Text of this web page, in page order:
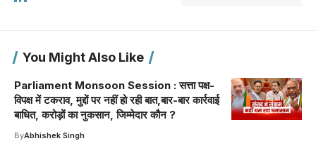
You Might Also Like
Parliament Monsoon Session : सत्ता पक्ष-
विपक्ष में टकराव, मुद्दों पर नहीं हो रही बात,बार-बार कार्रवाई
बाधित, करोड़ों का नुकसान, जिम्मेदार कौन ?
ByAbhishek Singh